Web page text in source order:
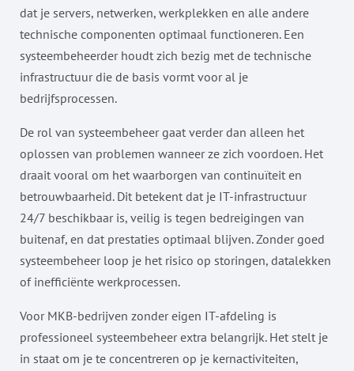
dat je servers, netwerken, werkplekken en alle andere
technische componenten optimaal functioneren. Een
systeembeheerder houdt zich bezig met de technische
infrastructuur die de basis vormt voor al je
bedrijfsprocessen.
De rol van systeembeheer gaat verder dan alleen het
oplossen van problemen wanneer ze zich voordoen. Het
draait vooral om het waarborgen van continuïteit en
betrouwbaarheid. Dit betekent dat je IT-infrastructuur
24/7 beschikbaar is, veilig is tegen bedreigingen van
buitenaf, en dat prestaties optimaal blijven. Zonder goed
systeembeheer loop je het risico op storingen, datalekken
of inefficiënte werkprocessen.
Voor MKB-bedrijven zonder eigen IT-afdeling is
professioneel systeembeheer extra belangrijk. Het stelt je
in staat om je te concentreren op je kernactiviteiten,